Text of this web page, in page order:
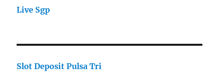
Live Sgp
Slot Deposit Pulsa Tri